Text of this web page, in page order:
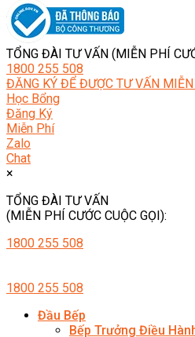
TỔNG ĐÀI TƯ VẤN (MIỄN PHÍ
1800 255 508
ĐĂNG KÝ ĐỂ ĐƯỢC TƯ VẤN
Học Bổng
Đăng Ký
Miễn Phí
Zalo
Chat
×
TỔNG ĐÀI TƯ VẤN
(MIỄN PHÍ CƯỚC CUỘC GỌI):
1800 255 508
1800 255 508
Đầu Bếp
Bếp Trưởng Điều